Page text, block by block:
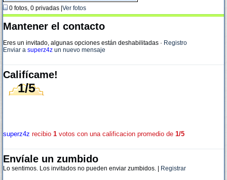
0 fotos, 0 privadas | Ver fotos
Mantener el contacto
Eres un invitado, algunas opciones están deshabilitadas · Registro
Enviar a superz4z un nuevo mensaje
Califícame!
1/5
superz4z recibio 1 votos con una calificacion promedio de 1/5
Envíale un zumbido
Lo sentimos. Los invitados no pueden enviar zumbidos. | Registrar